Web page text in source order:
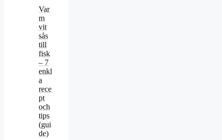
Var
m
vit
sås
till
fisk
– 7
enkl
a
rece
pt
och
tips
(gui
de)